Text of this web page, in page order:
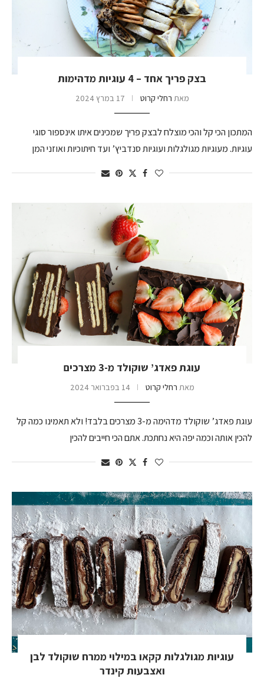
בצק פריך אחד – 4 עוגיות מדהימות
מאת רחלי קרוט 17 במרץ 2024
המתכון הכי קל והכי מוצלח לבצק פריך שמכינים איתו אינספור סוגי
עוגיות. מעוגיות מגולגלות ועוגיות סנדביץ’ ועד חיתוכיות ואוזני המן
עוגת פאדג’ שוקולד מ-3 מצרכים
מאת רחלי קרוט 14 בפברואר 2024
עוגת פאדג’ שוקולד מדהימה מ-3 מצרכים בלבד! ולא תאמינו כמה קל
להכין אותה וכמה יפה היא נחתכת. אתם הכי חייבים להכין
עוגיות מגולגלות קקאו במילוי ממרח שוקולד לבן
ואצבעות קינדר